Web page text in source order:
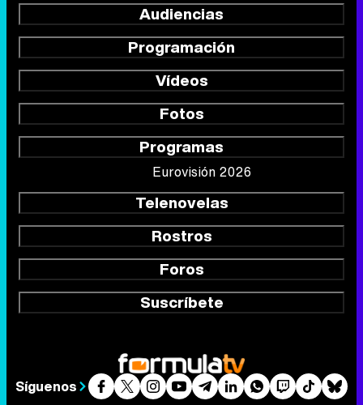
Audiencias
Programación
Vídeos
Fotos
Programas
Eurovisión 2026
Telenovelas
Rostros
Foros
Suscríbete
Síguenos